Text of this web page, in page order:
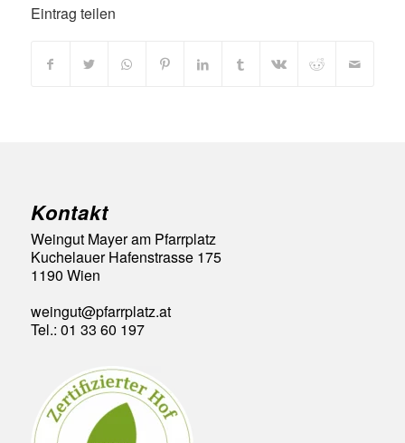
Eintrag teilen
Kontakt
Weingut Mayer am Pfarrplatz
Kuchelauer Hafenstrasse 175
1190 Wien
weingut@pfarrplatz.at
Tel.: 01 33 60 197